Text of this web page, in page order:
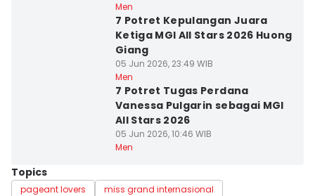
Men
7 Potret Kepulangan Juara
Ketiga MGI All Stars 2026 Huong
Giang
05 Jun 2026, 23:49 WIB
Men
7 Potret Tugas Perdana
Vanessa Pulgarin sebagai MGI
All Stars 2026
05 Jun 2026, 10:46 WIB
Men
Topics
pageant lovers
miss grand internasional